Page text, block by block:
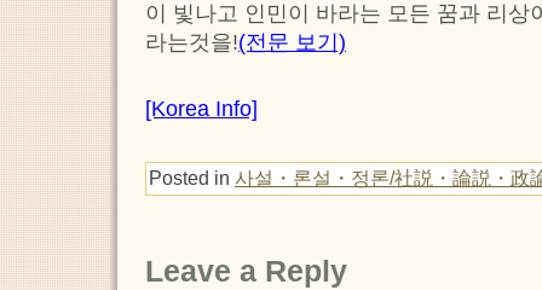
이 빛나고 인민이 바라는 모든 꿈과 리상
라는것을!(전문 보기)
[Korea Info]
Posted in 사설・론설・정론/社説・論説・政
Leave a Reply